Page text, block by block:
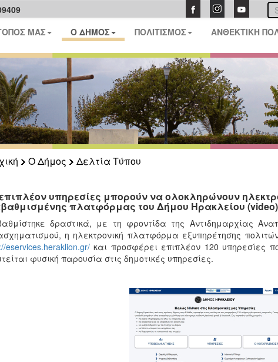
ΜΑΣ Ο ΔΗΜΟΣ ΠΟΛΙΤΙΣΜΟΣ ΑΝΘΕΚΤΙΚΗ
Ο Δήμος Δελτία Τύπου
υπηρεσίες μπορούν να ολοκληρώνουν
πλατφόρμας του Δήμου Ηρακλείου (video)
δραστικά, με τη φροντίδα της Αντιδημαρχίας
η ηλεκτρονική πλατφόρμα εξυπηρέτησης
eservices.heraklion.gr/και προσφέρει επιπλέον 120 υπηρεσίες
φυσική παρουσία στις δημοτικές υπηρεσίες.